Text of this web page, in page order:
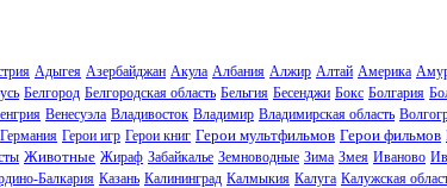
Адыгея Азербайджан Акула Албания Алжир Алтай Америка
Белгород Белгородская область Бельгия Бесенджи Бокс Болгария
Венесуэла Владивосток Владимир Владимирская область
Германия Герои игр Герои книг Герои мультфильмов Герои фильмов
Животные Жираф Забайкалье Земноводные Зима Змея Иваново
Балкария Казань Калининград Калмыкия Калуга Калужская